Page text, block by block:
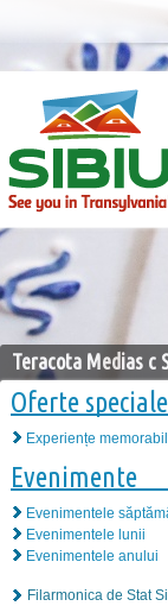
Teracota Medias c
Oferte speciale
Experiențe
Evenimente
Evenimentele
Evenimentele lunii
Evenimentele anului
Filarmonica de Stat